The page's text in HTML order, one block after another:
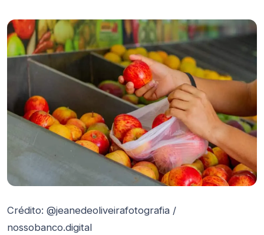
Crédito: @jeanedeoliveirafotografia /
nossobanco.digital